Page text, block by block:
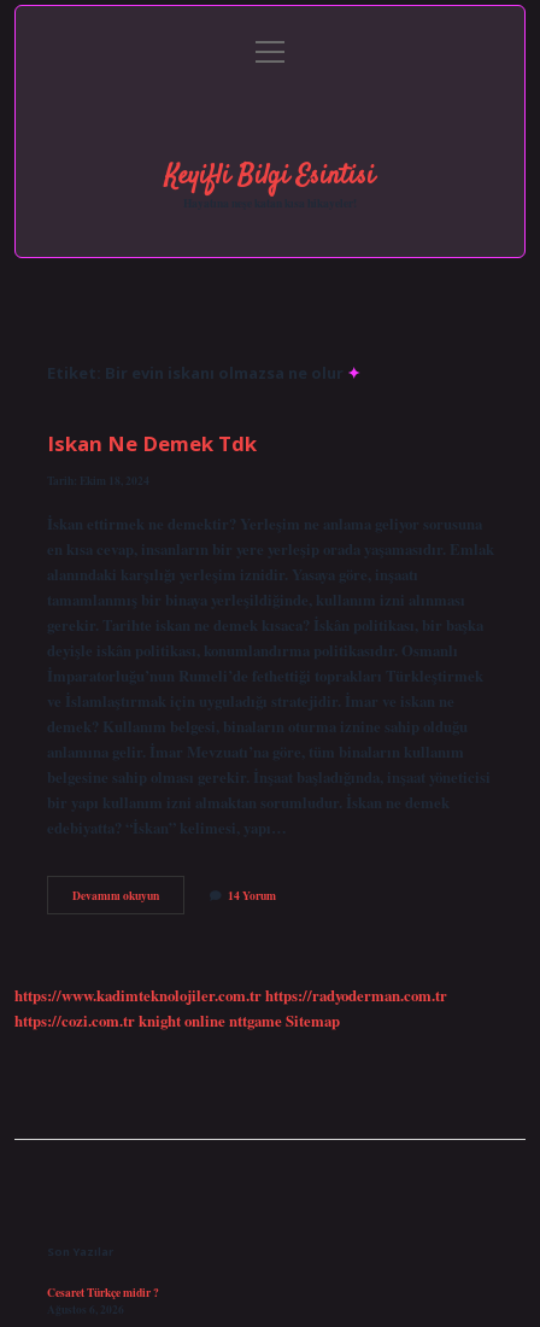
Gizlilik Politikası
menüyü
aç
Keyifli Bilgi Esintisi
Hayatına neşe katan kısa hikayeler!
Etiket: Bir evin iskanı olmazsa ne olur
Iskan Ne Demek Tdk
Tarih: Ekim 18, 2024
İskan ettirmek ne demektir? Yerleşim ne anlama geliyor sorusuna
en kısa cevap, insanların bir yere yerleşip orada yaşamasıdır. Emlak
alanındaki karşılığı yerleşim iznidir. Yasaya göre, inşaatı
tamamlanmış bir binaya yerleşildiğinde, kullanım izni alınması
gerekir. Tarihte iskan ne demek kısaca? İskân politikası, bir başka
deyişle iskân politikası, konumlandırma politikasıdır. Osmanlı
İmparatorluğu’nun Rumeli’de fethettiği toprakları Türkleştirmek
ve İslamlaştırmak için uyguladığı stratejidir. İmar ve iskan ne
demek? Kullanım belgesi, binaların oturma iznine sahip olduğu
anlamına gelir. İmar Mevzuatı’na göre, tüm binaların kullanım
belgesine sahip olması gerekir. İnşaat başladığında, inşaat yöneticisi
bir yapı kullanım izni almaktan sorumludur. İskan ne demek
edebiyatta? “İskan” kelimesi, yapı…
Devamını okuyunIskan
Ne
14 Yorum
https://www.kadimteknolojiler.com.trhttps://radyoderman.com.tr
https://cozi.com.trknight onlinenttgameSitemap
Son Yazılar
Cesaret Türkçe midir ?
Ağustos 6, 2026